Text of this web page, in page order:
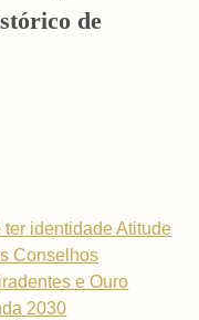
de
identidade Atitude
Conselhos
e Ouro
2030